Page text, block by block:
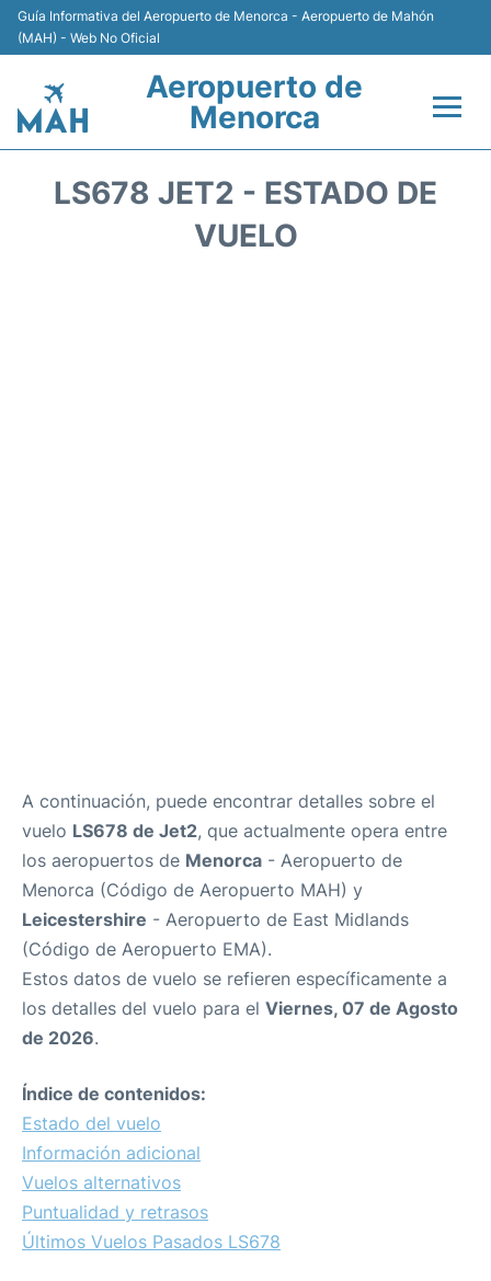
Guía Informativa del Aeropuerto de Menorca - Aeropuerto de Mahón
(MAH) - Web No Oficial
Aeropuerto de
Menorca
LS678 JET2 - ESTADO DE
VUELO
A continuación, puede encontrar detalles sobre el
vuelo LS678 de Jet2, que actualmente opera entre
los aeropuertos de Menorca - Aeropuerto de
Menorca (Código de Aeropuerto MAH) y
Leicestershire - Aeropuerto de East Midlands
(Código de Aeropuerto EMA).
Estos datos de vuelo se refieren específicamente a
los detalles del vuelo para el Viernes, 07 de Agosto
de 2026.
Índice de contenidos:
Estado del vuelo
Información adicional
Vuelos alternativos
Puntualidad y retrasos
Últimos Vuelos Pasados LS678